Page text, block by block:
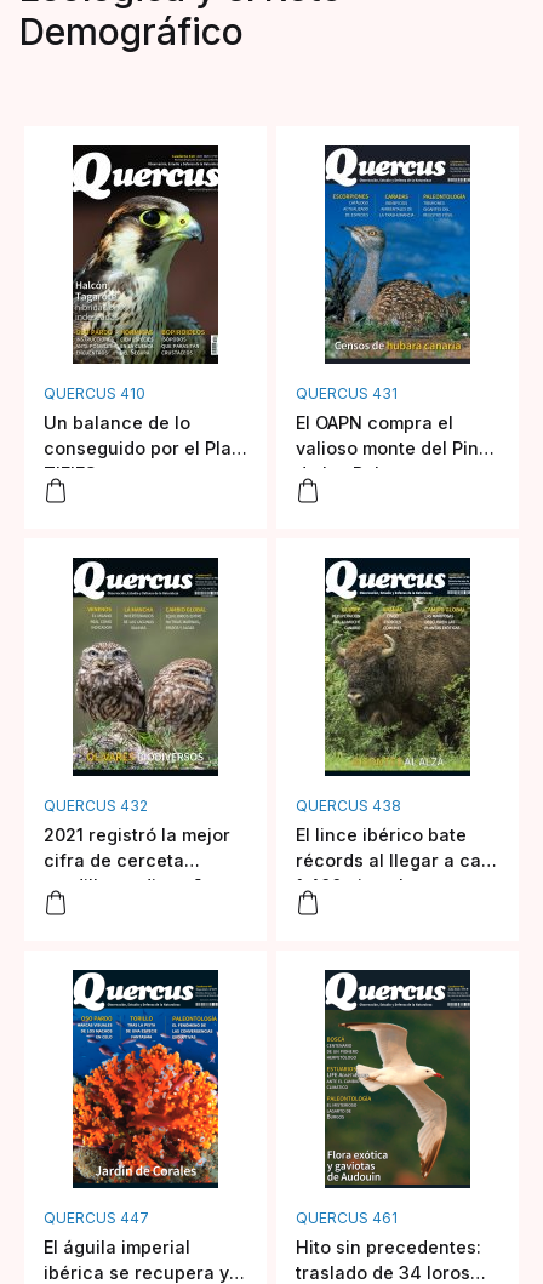
Demográfico
QUERCUS 410
Un balance de lo
conseguido por el Plan
TIFIES
QUERCUS 431
El OAPN compra el
valioso monte del Pinar
de los Belgas
QUERCUS 432
2021 registró la mejor
cifra de cerceta
pardilla en diez años
QUERCUS 438
El lince ibérico bate
récords al llegar a casi
1.400 ejemplares
QUERCUS 447
El águila imperial
ibérica se recupera y
QUERCUS 461
Hito sin precedentes:
traslado de 34 loros